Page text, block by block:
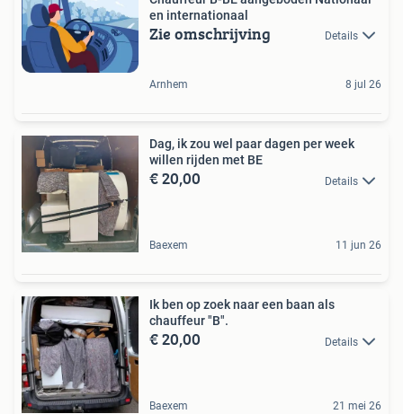
en internationaal
Zie omschrijving Details
Arnhem 8 jul 26
Dag, ik zou wel paar dagen per week
willen rijden met BE
€ 20,00 Details
Baexem 11 jun 26
Ik ben op zoek naar een baan als
chauffeur "B".
€ 20,00 Details
Baexem 21 mei 26